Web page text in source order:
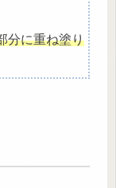
分に重ね塗り